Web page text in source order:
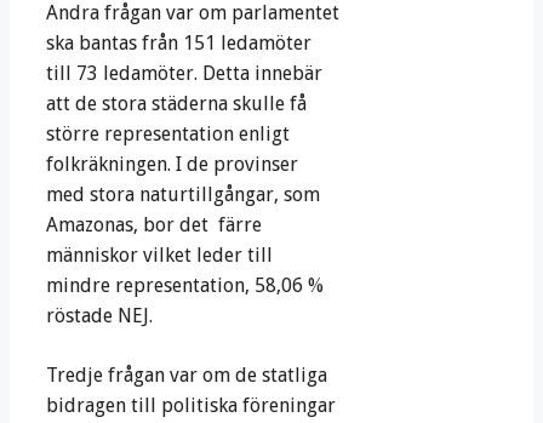
Andra frågan var om parlamentet
ska bantas från 151 ledamöter
till 73 ledamöter. Detta innebär
att de stora städerna skulle få
större representation enligt
folkräkningen. I de provinser
med stora naturtillgångar, som
Amazonas, bor det färre
människor vilket leder till
mindre representation, 58,06 %
röstade NEJ.
Tredje frågan var om de statliga
bidragen till politiska föreningar